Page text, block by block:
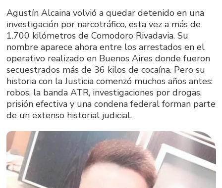
Agustín Alcaina volvió a quedar detenido en una
investigación por narcotráfico, esta vez a más de
1.700 kilómetros de Comodoro Rivadavia. Su
nombre aparece ahora entre los arrestados en el
operativo realizado en Buenos Aires donde fueron
secuestrados más de 36 kilos de cocaína. Pero su
historia con la Justicia comenzó muchos años antes:
robos, la banda ATR, investigaciones por drogas,
prisión efectiva y una condena federal forman parte
de un extenso historial judicial.